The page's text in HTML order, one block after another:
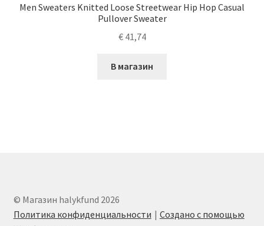
Men Sweaters Knitted Loose Streetwear Hip Hop Casual
Pullover Sweater
€41,74
В магазин
© Магазин halykfund 2026
Политика конфиденциальности
Создано с помощью